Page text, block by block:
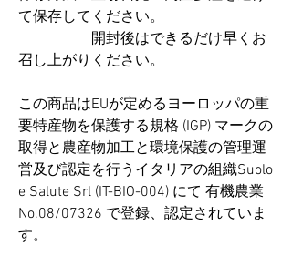
て保存してください。
開封後はできるだけ早くお
召し上がりください。
この商品はEUが定めるヨーロッパの重
要特産物を保護する規格 (IGP) マークの
取得と農産物加工と環境保護の管理運
営及び認定を行うイタリアの組織Suolo
e Salute Srl (IT-BIO-004) にて 有機農業
No.08/07326 で登録、認定されていま
す。